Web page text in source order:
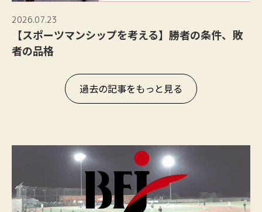
2026.07.23
【スポーツマンシップを考える】勝者の条件、敗
者の品格
過去の記事をもっと見る